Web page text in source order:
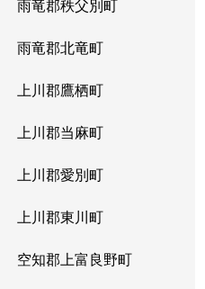
雨竜郡秩父別町
雨竜郡北竜町
上川郡鷹栖町
上川郡当麻町
上川郡愛別町
上川郡東川町
空知郡上富良野町